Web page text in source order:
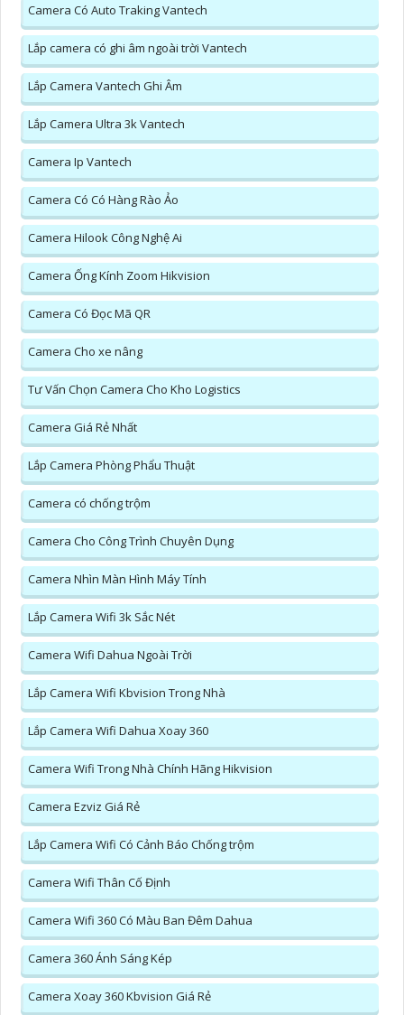
Camera Có Auto Traking Vantech
Lắp camera có ghi âm ngoài trời Vantech
Lắp Camera Vantech Ghi Âm
Lắp Camera Ultra 3k Vantech
Camera Ip Vantech
Camera Có Có Hàng Rào Ảo
Camera Hilook Công Nghệ Ai
Camera Ống Kính Zoom Hikvision
Camera Có Đọc Mã QR
Camera Cho xe nâng
Tư Vấn Chọn Camera Cho Kho Logistics
Camera Giá Rẻ Nhất
Lắp Camera Phòng Phẩu Thuật
Camera có chống trộm
Camera Cho Công Trình Chuyên Dụng
Camera Nhìn Màn Hình Máy Tính
Lắp Camera Wifi 3k Sắc Nét
Camera Wifi Dahua Ngoài Trời
Lắp Camera Wifi Kbvision Trong Nhà
Lắp Camera Wifi Dahua Xoay 360
Camera Wifi Trong Nhà Chính Hãng Hikvision
Camera Ezviz Giá Rẻ
Lắp Camera Wifi Có Cảnh Báo Chống trộm
Camera Wifi Thân Cố Định
Camera Wifi 360 Có Màu Ban Đêm Dahua
Camera 360 Ánh Sáng Kép
Camera Xoay 360 Kbvision Giá Rẻ